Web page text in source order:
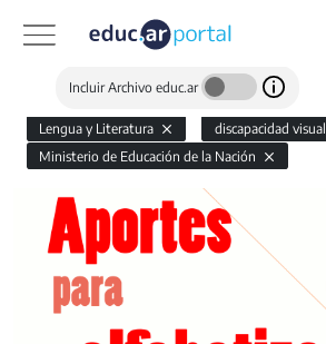
Incluir Archivo educ.ar
Lengua y Literatura
discapacidad visual
Ministerio de Educación de la Nación